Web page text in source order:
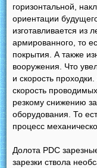
горизонтальной,
ориентации
изготавливается из
армированного, то
покрытия. А также
вооружения. Что
и скорость
скорость
резкому снижению
оборудования. То
процесс
Долота PDC
зарезки ствола